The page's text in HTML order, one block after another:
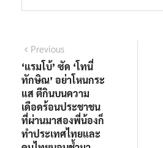
แนะแนว
เรื่อง
PreviousPrevious
post:
‘แรมโบ้’ ซัด ‘โทนี่
ทักษิณ’ อย่าโหนกระ
แส ตีกินบนความ
เดือดร้อนประชาชน
ที่ผ่านมาสองพี่น้องก็
ทำประเทศไทยและ